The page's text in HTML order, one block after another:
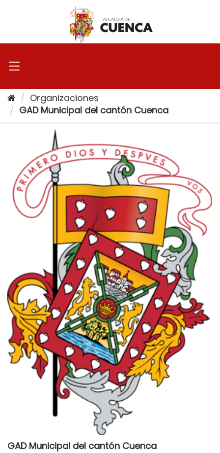
Organizaciones
GAD Municipal del cantón Cuenca
GAD Municipal del cantón Cuenca